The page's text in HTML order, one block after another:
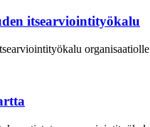
itsearviointityökalu
organisaatiolle